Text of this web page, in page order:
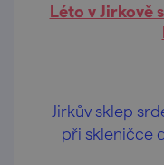
Léto v Jirkově
Jirkův sklep
při skleničce